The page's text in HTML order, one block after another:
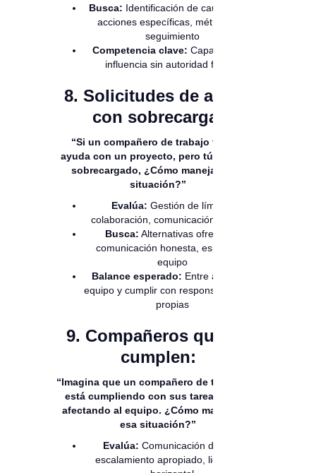
Busca: Identificación de causas raíz,
acciones específicas, métricas de
seguimiento
Competencia clave: Capacidad de
influencia sin autoridad formal
8. Solicitudes de ayuda
con sobrecarga:
“Si un compañero de trabajo te pide
ayuda con un proyecto, pero tú ya estás
sobrecargado, ¿Cómo manejarías la
situación?”
Evalúa: Gestión de límites,
colaboración, comunicación asertiva
Busca: Alternativas ofrecidas,
comunicación honesta, espíritu de
equipo
Balance esperado: Entre ayudar al
equipo y cumplir con responsabilidades
propias
9. Compañeros que no
cumplen:
“Imagina que un compañero de trabajo no
está cumpliendo con sus tareas y está
afectando al equipo. ¿Cómo manejarías
esa situación?”
Evalúa: Comunicación directa,
escalamiento apropiado, liderazgo